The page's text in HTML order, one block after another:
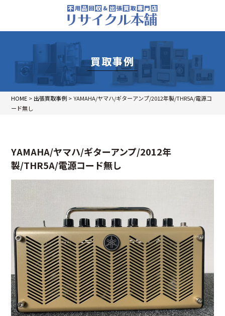
買取事例
HOME > 出張買取事例 >YAMAHA/ヤマハ/ギターアンプ/2012年製/THR5A/電源コ
ード無し
YAMAHA/ヤマハ/ギターアンプ/2012年
製/THR5A/電源コード無し